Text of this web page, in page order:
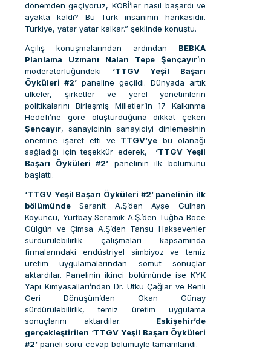
dönemden geçiyoruz, KOBİ’ler nasıl başardı ve
ayakta kaldı? Bu Türk insanının harikasıdır.
Türkiye, yatar yatar kalkar.” şeklinde konuştu.
Açılış konuşmalarından ardından BEBKA
Planlama Uzmanı Nalan Tepe Şençayır’ın
moderatörlüğündeki ‘TTGV Yeşil Başarı
Öyküleri #2’ paneline geçildi. Dünyada artık
ülkeler, şirketler ve yerel yönetimlerin
politikalarını Birleşmiş Milletler’in 17 Kalkınma
Hedefi’ne göre oluşturduğuna dikkat çeken
Şençayır, sanayicinin sanayiciyi dinlemesinin
önemine işaret etti ve TTGV’ye bu olanağı
sağladığı için teşekkür ederek, ‘TTGV Yeşil
Başarı Öyküleri #2’ panelinin ilk bölümünü
başlattı.
‘TTGV Yeşil Başarı Öyküleri #2’ panelinin ilk
bölümünde Seranit A.Ş’den Ayşe Gülhan
Koyuncu, Yurtbay Seramik A.Ş.’den Tuğba Böce
Gülgün ve Çimsa A.Ş’den Tansu Haksevenler
sürdürülebilirlik çalışmaları kapsamında
firmalarındaki endüstriyel simbiyoz ve temiz
üretim uygulamalarından somut sonuçlar
aktardılar. Panelinin ikinci bölümünde ise KYK
Yapı Kimyasalları’ndan Dr. Utku Çağlar ve Benli
Geri Dönüşüm’den Okan Günay
sürdürülebilirlik, temiz üretim uygulama
sonuçlarını aktardılar. Eskişehir’de
gerçekleştirilen ‘TTGV Yeşil Başarı Öyküleri
#2’ paneli soru-cevap bölümüyle tamamlandı.